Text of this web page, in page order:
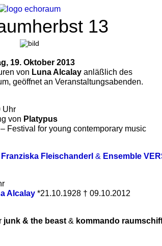
13
19. Oktober 2013
von Luna Alcalay anläßlich des
geöffnet an Veranstaltungsabenden.
Uhr
von Platypus
Festival for young contemporary music
Franziska Fleischanderl & Ensemble
Alcalay *21.10.1928 † 09.10.2012
junk & the beast & kommando